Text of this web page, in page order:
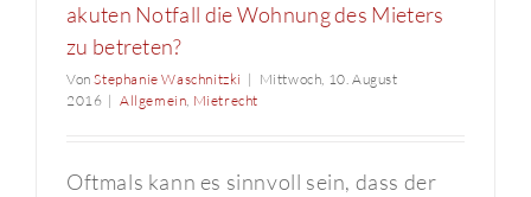
akuten Notfall die Wohnung des Mieters
zu betreten?
VonStephanie Waschnitzki | Mittwoch, 10. August
2016 | Allgemein, Mietrecht
Oftmals kann es sinnvoll sein, dass der